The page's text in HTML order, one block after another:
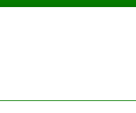
システム